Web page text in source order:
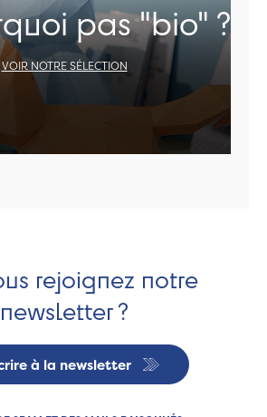
pas "bio" ?
VOIR NOTRE SÉLECTION
rejoignez notre
newsletter ?
à la newsletter